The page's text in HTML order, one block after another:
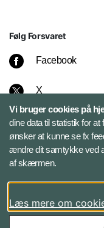
Følg Forsvaret
Facebook
X
Instagram
Bluesky
LinkedIn
Vi bruger cookies på
dine data til statistik for
ønsker at kunne se fx
ændre dit samtykke ved
af skærmen.
Læs mere om